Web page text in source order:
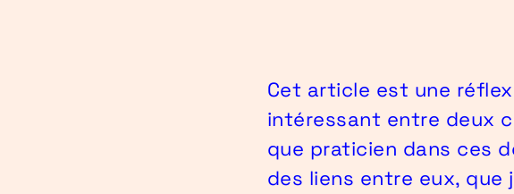
Cet article est une
intéressant entre deux
que praticien dans ces
des liens entre eux,